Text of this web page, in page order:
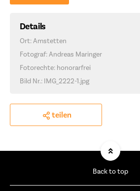
Details
Ort: Amstetten
Fotograf: Andreas Maringer
Fotorechte: honorarfrei
Bild Nr.: IMG_2222-1.jpg
teilen
Back to top